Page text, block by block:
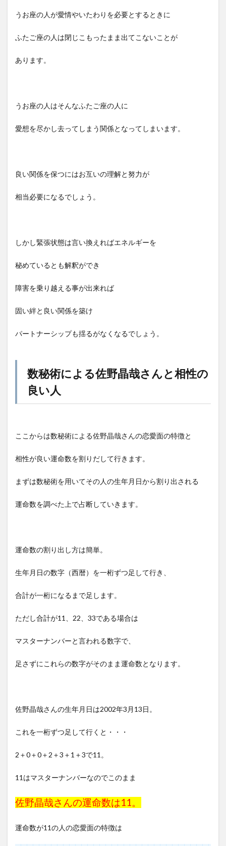
うお座の人が愛情やいたわりを必要とするときに
ふたご座の人は閉じこもったまま出てこないことが
あります。
うお座の人はそんなふたご座の人に
愛想を尽かし去ってしまう関係となってしまいます。
良い関係を保つにはお互いの理解と努力が
相当必要になるでしょう。
しかし緊張状態は言い換えればエネルギーを
秘めているとも解釈ができ
障害を乗り越える事が出来れば
固い絆と良い関係を築け
パートナーシップも揺るがなくなるでしょう。
数秘術による佐野晶哉さんと相性の
良い人
ここからは数秘術による佐野晶哉さんの恋愛面の特徴と
相性が良い運命数を割りだして行きます。
まずは数秘術を用いてその人の生年月日から割り出される
運命数を調べた上で占断していきます。
運命数の割り出し方は簡単。
生年月日の数字（西暦）を一桁ずつ足して行き、
合計が一桁になるまで足します。
ただし合計が11、22、33である場合は
マスターナンバーと言われる数字で、
足さずにこれらの数字がそのまま運命数となります。
佐野晶哉さんの生年月日は2002年3月13日。
これを一桁ずつ足して行くと・・・
2＋0＋0＋2＋3＋1＋3で11。
11はマスターナンバーなのでこのまま
佐野晶哉さんの運命数は11。
運命数が11の人の恋愛面の特徴は